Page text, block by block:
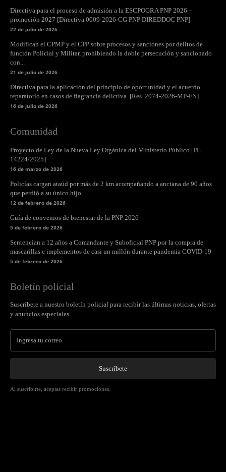
Directiva para el proceso de admisión a la ESCPOGRA PNP 2026 –
promoción 2027 [Directiva 0009-2026-CG PNP DIREDDOC PNP]
22 de julio de 2026
Modifican el CPMP y el CPP sobre procesos y sanciones por delitos de
función Policial y Militar, prohibiendo la doble persecución y sancionado
con...
21 de julio de 2026
Directiva para la aplicación del principio de oportunidad y el acuerdo
reparatorio en casos de flagrancia delictiva. [Res. 2074-2026-MP-FN]
16 de julio de 2026
Comunidad
Proyecto de Ley de la Nueva Ley Orgánica del Ministerio Público [PL
14224/2025]
16 de marzo de 2026
Policías cargan ataúd por más de 2 km acompañando a anciana de 90 años
que perdió a su único hijo
12 de febrero de 2026
Guía de convenios de bienestar de la PNP 2026
5 de febrero de 2026
Sentencian a 12 años a Comandante y Suboficial PNP por la compra de
mascarillas e implementos de casi un millón durante pandemia COVID-19
5 de febrero de 2026
Boletín policial
Suscríbete a nuestro boletín policial para recibir las últimas noticias, ofertas
y anuncios especiales.
Suscríbete
Al suscribirte, aceptas recibir promociones.